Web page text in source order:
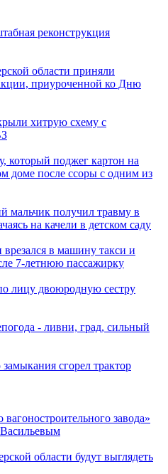
реконструкция
области приняли
приуроченной ко Дню
хитрую схему с
который поджег картон на
доме после ссоры с одним из
мальчик получил травму в
на качели в детском саду
в машину такси и
7-летнюю пассажирку
лицу двоюродную сестру
- ливни, град, сильный
сгорел трактор
завода»
области будут выглядеть